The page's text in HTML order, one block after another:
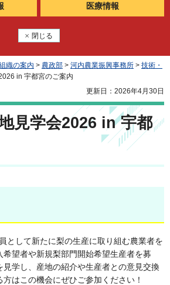
医療情報
閉じる
織の案内 > 農政部 > 河内農業振興事務所 > 技術・
in 宇都宮のご案内
更新日：2026年4月30日
見学会2026 in 宇都
として新たに梨の生産に取り組む農業者を
望者や新規梨部門開始希望生産者を募
見学し、産地の紹介や生産者との意見交換
はこの機会にぜひご参加ください！